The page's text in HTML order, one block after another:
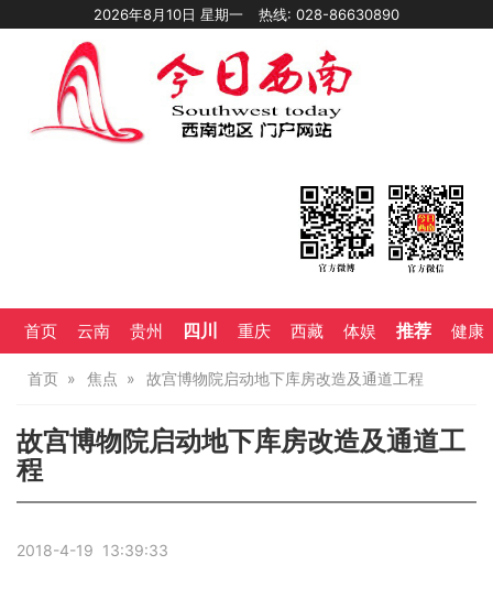
2026年8月10日 星期一 热线: 028-86630890
首页 云南 贵州 四川 重庆 西藏 体娱 推荐 健康
首页 焦点 故宫博物院启动地下库房改造及通道工程
故宫博物院启动地下库房改造及通道工
程
2018-4-19 13:39:33